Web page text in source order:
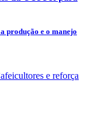
produção e o manejo